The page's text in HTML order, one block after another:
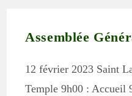
Assemblée
12 février 2023 Saint
Temple 9h00 : Accueil